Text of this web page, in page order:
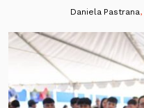
Daniela Pastrana,